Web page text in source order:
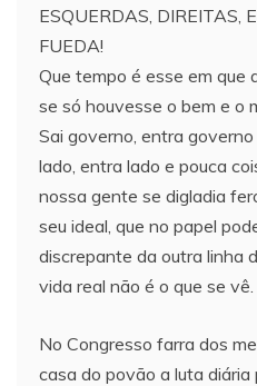
ESQUERDAS, DIREITAS,
FUEDA!
Que tempo é esse em que
se só houvesse o bem e o
Sai governo, entra
lado, entra lado e pouca
nossa gente se digladia
seu ideal, que no papel
discrepante da outra linha
vida real não é o que se vê.
No Congresso farra dos
casa do povão a luta